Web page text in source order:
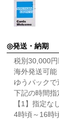
発送・納期
税別30,000
海外発送可能
ゆうパックで
下記の時間指
【1】指定
4時頃～16時